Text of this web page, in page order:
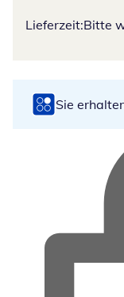
Lieferzeit:Bitte
Sie